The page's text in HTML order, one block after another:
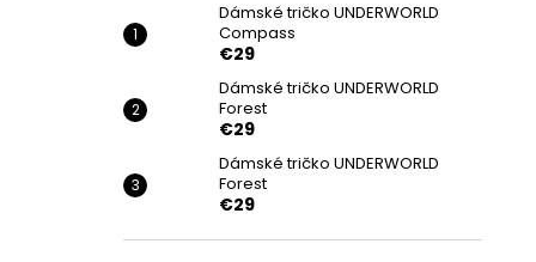
Dámské tričko UNDERWORLD
Compass
€29
Dámské tričko UNDERWORLD
Forest
€29
Dámské tričko UNDERWORLD
Forest
€29
DÁMSKÉ TRIČKO UNDERWORLD